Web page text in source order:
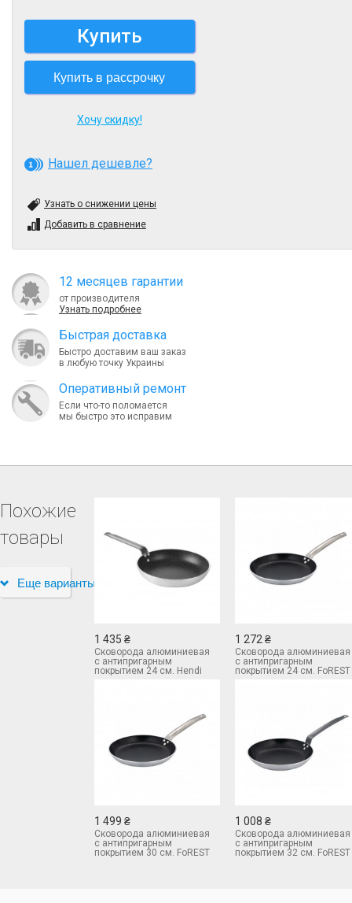
Купить
Купить в рассрочку
Хочу скидку!
Нашел дешевле?
Узнать о снижении цены
Добавить в сравнение
12 месяцев гарантии
от производителя
Узнать подробнее
Быcтрая доставка
Быстро доставим ваш заказ
в любую точку Украины
Оперативный ремонт
Если что-то поломается
мы быстро это исправим
Похожие
товары
Еще варианты
1 435 ₴
Сковорода алюминиевая
с антипригарным
покрытием 24 см. Hendi
1 272 ₴
Сковорода алюминиевая
с антипригарным
покрытием 24 см. FoREST
1 499 ₴
Сковорода алюминиевая
с антипригарным
покрытием 30 см. FoREST
1 008 ₴
Сковорода алюминиевая
с антипригарным
покрытием 32 см. FoREST